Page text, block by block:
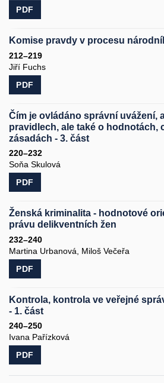
PDF
Komise pravdy v procesu
212–219
Jiří Fuchs
PDF
Čím je ovládáno správní uvážení,
pravidlech, ale také o hodnotách,
zásadách - 3. část
220–232
Soňa Skulová
PDF
Ženská kriminalita - hodnotové
právu delikventních žen
232–240
Martina Urbanová, Miloš Večeřa
PDF
Kontrola, kontrola ve veřejné
- 1. část
240–250
Ivana Pařízková
PDF